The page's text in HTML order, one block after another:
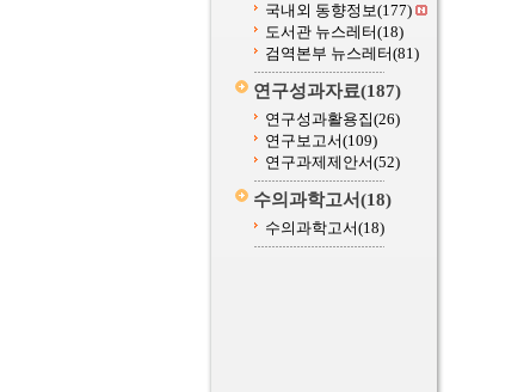
국내외 동향정보(177)
도서관 뉴스레터(18)
검역본부 뉴스레터(81)
연구성과자료(187)
연구성과활용집(26)
연구보고서(109)
연구과제제안서(52)
수의과학고서(18)
수의과학고서(18)